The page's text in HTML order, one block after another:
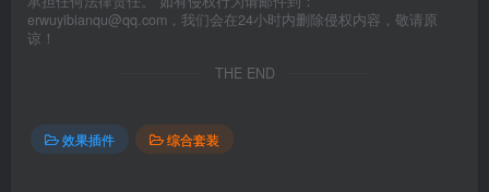
erwuyibianqu@qq.com，我们会在24小时内删除侵权内容，敬请原
谅！
THE END
效果插件 综合套装